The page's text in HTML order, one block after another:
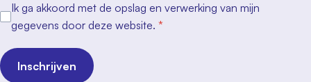
Ik ga akkoord met de opslag en verwerking van mijn
gegevens door deze website. *
Inschrijven